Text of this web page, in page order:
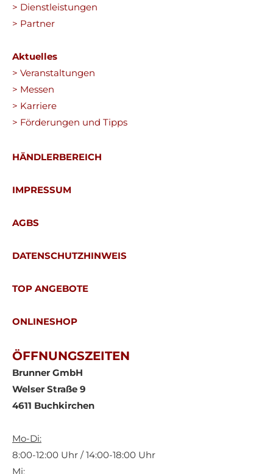
> Dienstleistungen
> Partner
Aktuelles
> Veranstaltungen
> Messen
> Karriere
> Förderungen und Tipps
HÄNDLERBEREICH
IMPRESSUM
AGBS
DATENSCHUTZHINWEIS
TOP ANGEBOTE
ONLINESHOP
ÖFFNUNGSZEITEN
Brunner GmbH
Welser Straße 9
4611 Buchkirchen
Mo-Di:
8:00-12:00 Uhr / 14:00-18:00 Uhr
Mi: